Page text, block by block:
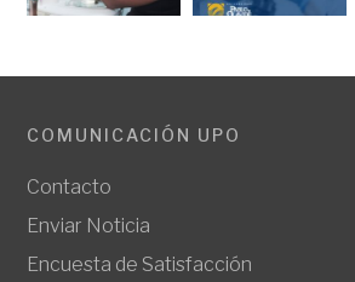
COMUNICACIÓN UPO
Contacto
Enviar Noticia
Encuesta de Satisfacción